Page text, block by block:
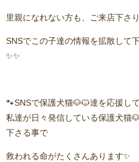
里親になれない方も、ご来店下さ
SNSでこの子達の情報を拡散して
✨✨
🐾SNSで保護犬猫🐶🐱達を応援し
私達が日々発信している保護犬猫
下さる事で
救われる命がたくさんあります✨